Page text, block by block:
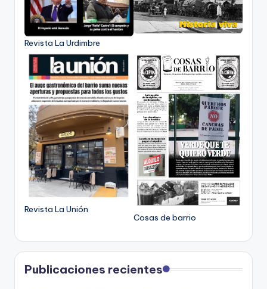
Revista La Urdimbre
Revista La Unión
Cosas de barrio
Publicaciones recientes